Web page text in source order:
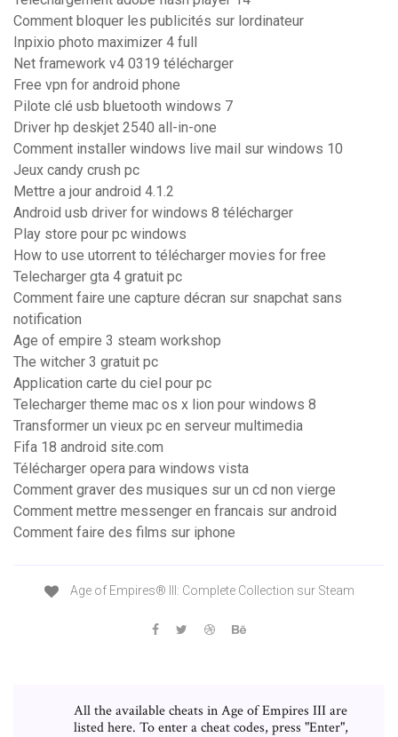
Comment bloquer les publicités sur lordinateur
Inpixio photo maximizer 4 full
Net framework v4 0319 télécharger
Free vpn for android phone
Pilote clé usb bluetooth windows 7
Driver hp deskjet 2540 all-in-one
Comment installer windows live mail sur windows 10
Jeux candy crush pc
Mettre a jour android 4.1.2
Android usb driver for windows 8 télécharger
Play store pour pc windows
How to use utorrent to télécharger movies for free
Telecharger gta 4 gratuit pc
Comment faire une capture décran sur snapchat sans
notification
Age of empire 3 steam workshop
The witcher 3 gratuit pc
Application carte du ciel pour pc
Telecharger theme mac os x lion pour windows 8
Transformer un vieux pc en serveur multimedia
Fifa 18 android site.com
Télécharger opera para windows vista
Comment graver des musiques sur un cd non vierge
Comment mettre messenger en francais sur android
Comment faire des films sur iphone
Age of Empires® III: Complete Collection sur Steam
All the available cheats in Age of Empires III are
listed here. To enter a cheat codes, press "Enter",